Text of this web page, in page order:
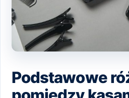
Podstawowe